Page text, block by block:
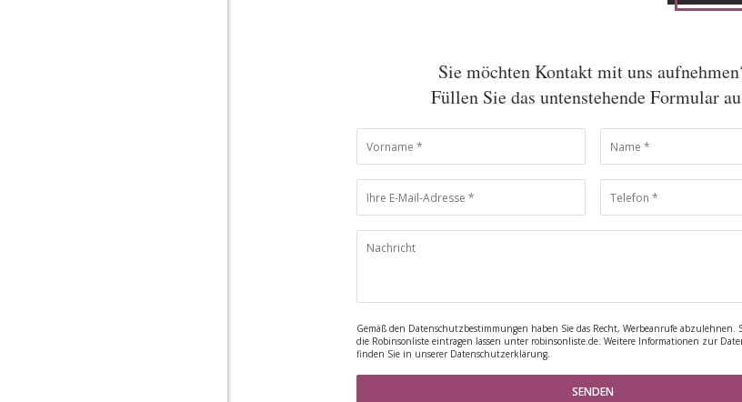
Sie möchten Kontakt mit uns
Füllen Sie das untenstehende Formular
Gemäß den Datenschutzbestimmungen haben Sie das Recht, Werbeanrufe abzulehnen.
die Robinsonliste eintragen lassen unter robinsonliste.de. Weitere Informationen zur
finden Sie in unserer Datenschutzerklärung.